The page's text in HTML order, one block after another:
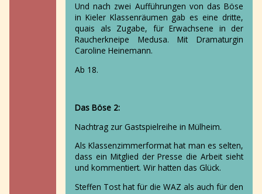
Und nach zwei Aufführungen von das Böse
in Kieler Klassenräumen gab es eine dritte,
quais als Zugabe, für Erwachsene in der
Raucherkneipe Medusa. Mit Dramaturgin
Caroline Heinemann.
Ab 18.
Das Böse 2:
Nachtrag zur Gastspielreihe in Mülheim.
Als Klassenzimmerformat hat man es selten,
dass ein Mitglied der Presse die Arbeit sieht
und kommentiert. Wir hatten das Glück.
Steffen Tost hat für die WAZ als auch für den